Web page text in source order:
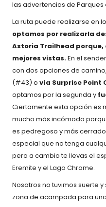
las advertencias de Parques
La ruta puede realizarse en
optamos por realizarla
Astoria Trailhead
mejores vistas.En el
con dos opciones de
(#43) o vía Surprise Point
optamos por la segunda y
Ciertamente esta opción es
mucho más incómodo
es pedregoso y más
especial que no tenga
pero a cambio te llevas el
Eremite y el Lago Chrome.
Nosotros no tuvimos suerte
zona de acampada para